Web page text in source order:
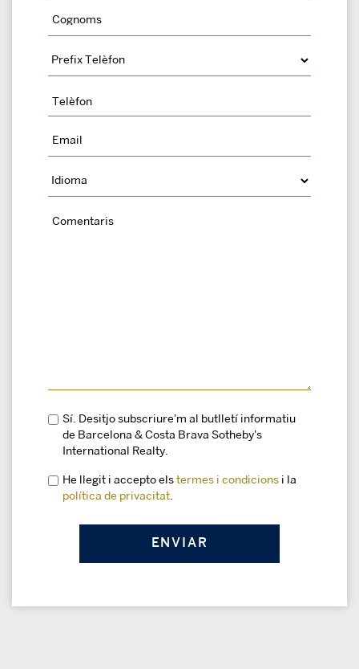
Sí. Desitjo subscriure'm al butlletí informatiu
de Barcelona & Costa Brava Sotheby's
International Realty.
He llegit i accepto els termes i condicions i la
política de privacitat